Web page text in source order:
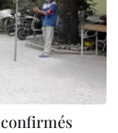
confirmés